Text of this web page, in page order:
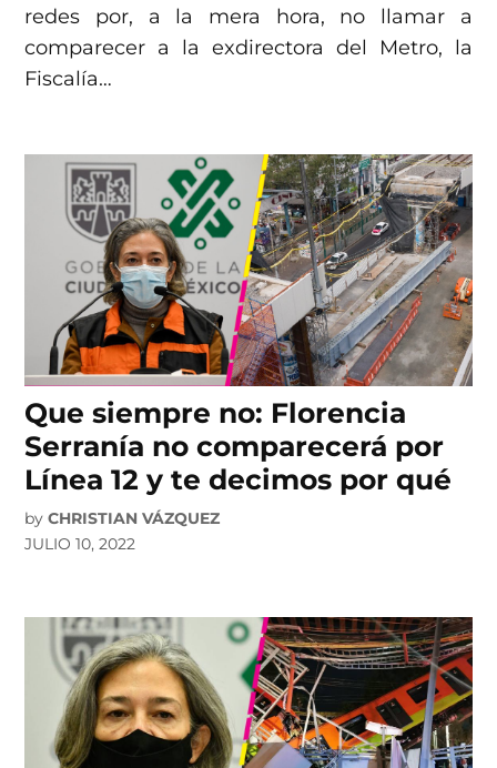
redes por, a la mera hora, no llamar a
comparecer a la exdirectora del Metro, la
Fiscalía…
Que siempre no: Florencia
Serranía no comparecerá por
Línea 12 y te decimos por qué
by CHRISTIAN VÁZQUEZ
JULIO 10, 2022